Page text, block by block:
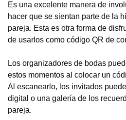
Es una excelente manera de
hacer que se sientan parte de la
pareja. Esta es otra forma de
de usarlos como código QR de
Los organizadores de bodas
estos momentos al colocar un
Al escanearlo, los invitados
digital o una galería de los
pareja.